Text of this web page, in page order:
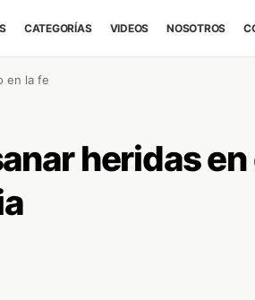
CATEGORÍAS VIDEOS NOSOTROS
en la fe
heridas en